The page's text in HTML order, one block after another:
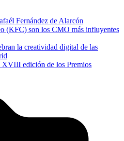
Fernández de Alarcón
(KFC) son los CMO más influyentes
la creatividad digital de las
XVIII edición de los Premios